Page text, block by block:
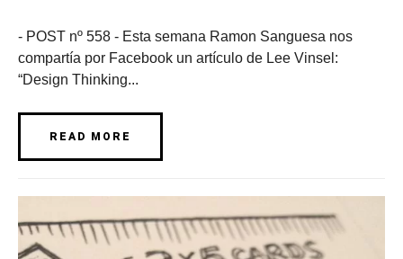
- POST nº 558 - Esta semana Ramon Sanguesa nos
compartía por Facebook un artículo de Lee Vinsel:
“Design Thinking...
READ MORE